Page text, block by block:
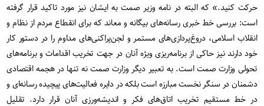
حرکت کنید.» که البته در نامه وزیر صمت به ایشان نیز مورد تاکید قرار گرفته
است: بررسی خط خبری رسانه‌های بیگانه و معاند که برای انقطاع مردم از نظام و
انقلاب اسلامی، دروغ‌پردازی‌های مستمر و لجن‌پراکنی‌های مداوم را در دستور کار
خود دارند نیز حاکی از برنامه‌ریزی ویژه آنان در جهت تخریب اقدامات و برنامه‌های
تحولی وزارت صمت است. به تعبیر دیگر وزارت صمت نه تنها در هجمه اقتصادی
دشمنان در سنگر نخست مبارزه است بلکه در دایره فعالیت‌های پیچیده رسانه‌ای و
در خط مستقیم تخریب اتاق‌های فکر و اندیشه‌ورزی آنان قرار دارد. تقلیل